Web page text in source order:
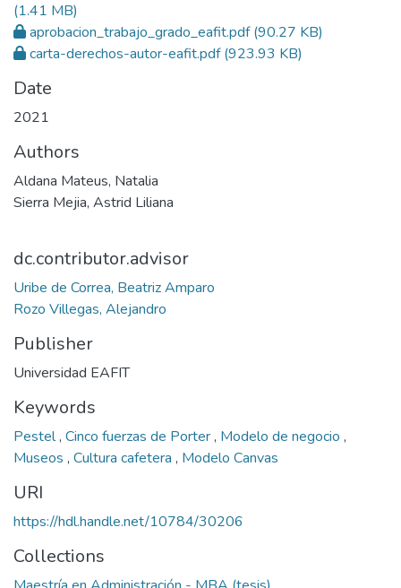
(1.41 MB)
aprobacion_trabajo_grado_eafit.pdf(90.27 KB)
carta-derechos-autor-eafit.pdf(923.93 KB)
Date
2021
Authors
Aldana Mateus, Natalia
Sierra Mejia, Astrid Liliana
dc.contributor.advisor
Uribe de Correa, Beatriz Amparo
Rozo Villegas, Alejandro
Publisher
Universidad EAFIT
Keywords
Pestel, Cinco fuerzas de Porter, Modelo de negocio ,
Museos , Cultura cafetera , Modelo Canvas
URI
https://hdl.handle.net/10784/30206
Collections